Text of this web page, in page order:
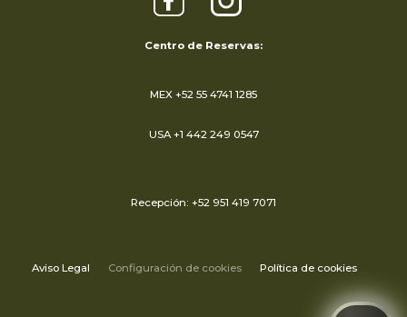
Centro de Reservas:
MEX +52 55 4741 1285
USA +1 442 249 0547
Recepción: +52 951 419 7071
Aviso Legal Configuración de cookies Política de cookies